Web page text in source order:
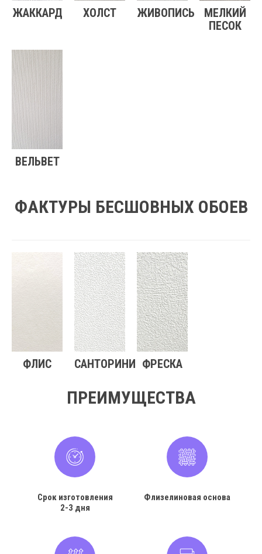
ЖАККАРД ХОЛСТ ЖИВОПИСЬ
МЕЛКИЙ
ПЕСОК
ВЕЛЬВЕТ
ФАКТУРЫ БЕСШОВНЫХ ОБОЕВ
ФЛИС САНТОРИНИ ФРЕСКА
ПРЕИМУЩЕСТВА
Срок изготовления
2-3 дня
Флизелиновая основа